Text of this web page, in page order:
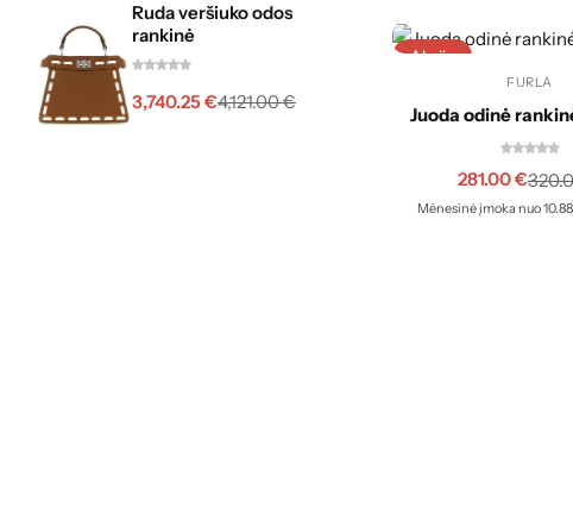
Akcija
FURLA
Juoda odinė
281.00€
Mėnesinė įmoka nuo
Ruda veršiuko odos
rankinė
4,121.00€
3,740.25€